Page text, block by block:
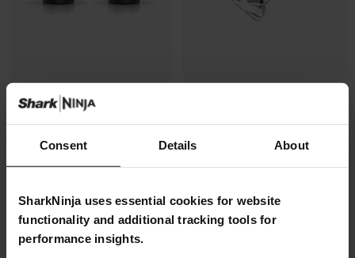
Consent Details About
SharkNinja uses essential cookies for website
functionality and additional tracking tools for
performance insights.
2 gobelets à cocktail Ninja
SLUSHi – Noir
29,99 €
Ajouter au panier
goutte
Modèle: 378DN301EUUK
44,99 €